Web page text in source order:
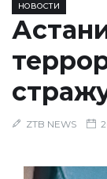
НОВОСТИ
ZTB NEWS